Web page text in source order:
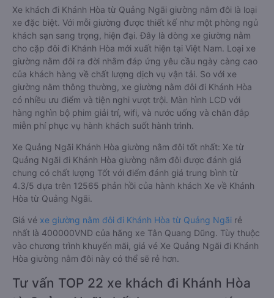
Xe khách đi Khánh Hòa từ Quảng Ngãi giường nằm đôi là loại
xe đặc biệt. Với mỗi giường được thiết kế như một phòng ngủ
khách sạn sang trọng, hiện đại. Đây là dòng xe giường nằm
cho cặp đôi đi Khánh Hòa mới xuất hiện tại Việt Nam. Loại xe
giường nằm đôi ra đời nhằm đáp ứng yêu cầu ngày càng cao
của khách hàng về chất lượng dịch vụ vận tải. So với xe
giường nằm thông thường, xe giường nằm đôi đi Khánh Hòa
có nhiều ưu điểm và tiện nghi vượt trội. Màn hình LCD với
hàng nghìn bộ phim giải trí, wifi, và nước uống và chăn đắp
miễn phí phục vụ hành khách suốt hành trình.
Xe Quảng Ngãi Khánh Hòa giường nằm đôi tốt nhất: Xe từ
Quảng Ngãi đi Khánh Hòa giường nằm đôi được đánh giá
chung có chất lượng Tốt với điểm đánh giá trung bình từ
4.3/5 dựa trên 12565 phản hồi của hành khách Xe về Khánh
Hòa từ Quảng Ngãi.
Giá vé xe giường nằm đôi đi Khánh Hòa từ Quảng Ngãi rẻ
nhất là 400000VND của hãng xe Tân Quang Dũng. Tùy thuộc
vào chương trình khuyến mãi, giá vé Xe Quảng Ngãi đi Khánh
Hòa giường nằm đôi này có thể sẽ rẻ hơn.
Tư vấn TOP 22 xe khách đi Khánh Hòa